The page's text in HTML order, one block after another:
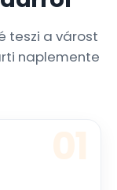
teszi a várost
naplemente